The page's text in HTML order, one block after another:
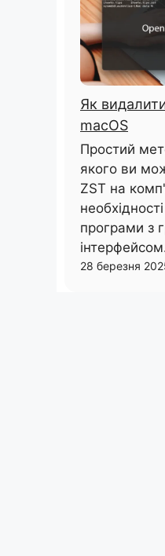
Як
macOS
Простий
якого ви
ZST на
програми з
28 березня